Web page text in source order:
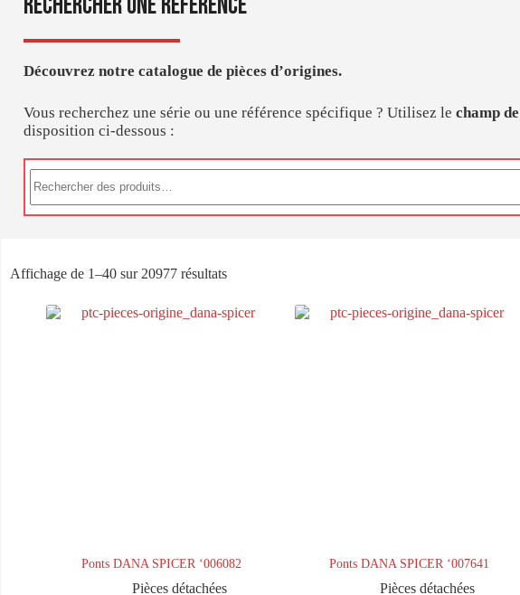
Découvrez notre catalogue de pièces d’origines.
Vous recherchez une série ou une référence spécifique ? Utilisez le champ
disposition ci-dessous :
Affichage de 1–40 sur 20977 résultats
Ponts DANA SPICER ‘006082
Pièces détachées
Ponts DANA SPICER ‘007641
Pièces détachées